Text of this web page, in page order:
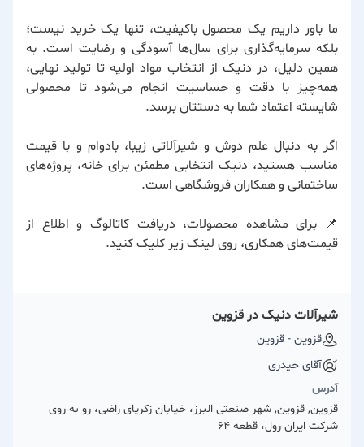
ما باور داریم یک محصول باکیفیت، تنها یک خرید نیست؛
بلکه سرمایه‌گذاری برای سال‌ها آسودگی و رضایت است. به
همین دلیل، در دنیک از انتخاب مواد اولیه تا تولید نهایی،
همه‌چیز با دقت و حساسیت انجام می‌شود تا محصولی
شایسته اعتماد شما به دستتان برسد.
اگر به دنبال علم دوش و شیرآلاتی زیبا، بادوام و با قیمت
مناسب هستید، دنیک انتخابی مطمئن برای خانه، پروژه‌های
ساختمانی و همکاران فروشگاهی است.
📌 برای مشاهده محصولات، دریافت کاتالوگ و اطلاع از
قیمت‌های همکاری، روی لینک زیر کلیک کنید.
شیرآلات دنیک در قزوین
قزوین - قزوین
آقای حیدری
آدرس
قزوین, قزوین, شهر صنعتی البرز، خیابان زکریای راضی، رو به روی
شرکت ایران رول، قطعه 64